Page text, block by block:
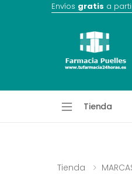
Envíos gratis a
Tienda
Tienda